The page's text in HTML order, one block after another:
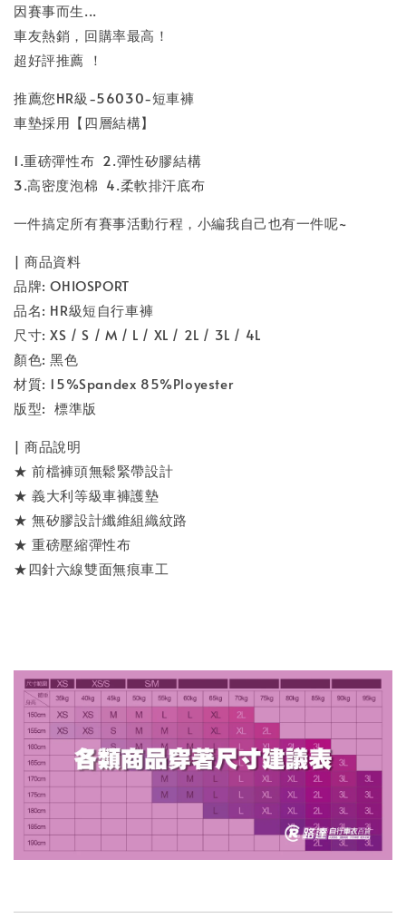
因賽事而生...
車友熱銷，回購率最高！
超好評推薦 ！
推薦您HR級-56030-短車褲
車墊採用【四層結構】
1.重磅彈性布 2.彈性矽膠結構
3.高密度泡棉 4.柔軟排汗底布
一件搞定所有賽事活動行程，小編我自己也有一件呢~
| 商品資料
品牌: OHIOSPORT
品名: HR級短自行車褲
尺寸: XS / S / M / L / XL / 2L / 3L / 4L
顏色: 黑色
材質: 15%Spandex 85%Ployester
版型: 標準版
| 商品說明
★ 前檔褲頭無鬆緊帶設計
★ 義大利等級車褲護墊
★ 無矽膠設計纖維組織紋路
★ 重磅壓縮彈性布
★四針六線雙面無痕車工